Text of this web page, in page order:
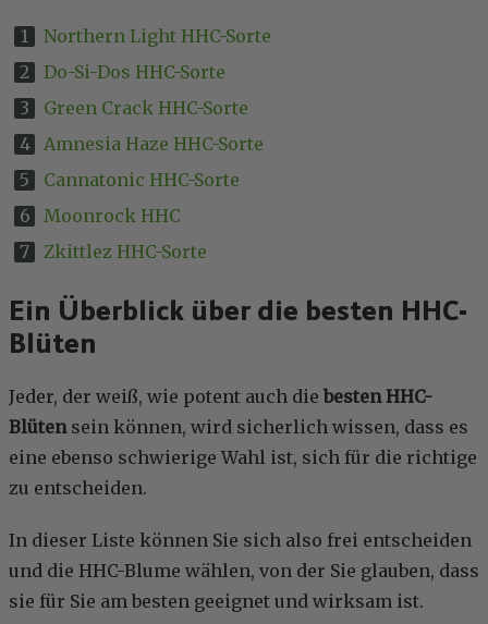
Northern Light HHC-Sorte
Do-Si-Dos HHC-Sorte
Green Crack HHC-Sorte
Amnesia Haze HHC-Sorte
Cannatonic HHC-Sorte
Moonrock HHC
Zkittlez HHC-Sorte
Ein Überblick über die besten HHC-
Blüten
Jeder, der weiß, wie potent auch diebesten HHC-
Blütensein können, wird sicherlich wissen, dass es
eine ebenso schwierige Wahl ist, sich für die richtige
zu entscheiden.
In dieser Liste können Sie sich also frei entscheiden
und die HHC-Blume wählen, von der Sie glauben, dass
sie für Sie am besten geeignet und wirksam ist.